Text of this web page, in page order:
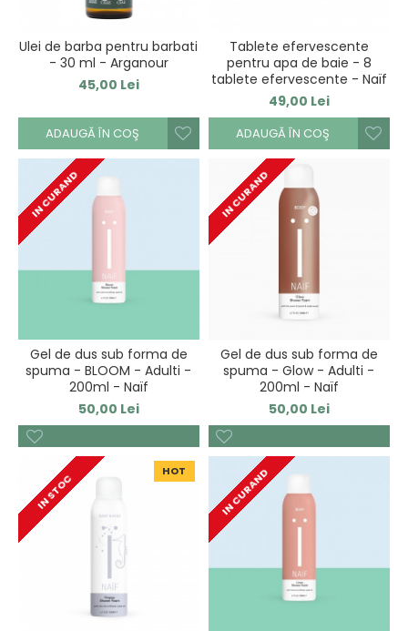
Ulei de barba pentru barbati
- 30 ml - Arganour
45,00 Lei
ADAUGĂ ÎN COŞ
Tablete efervescente
pentru apa de baie - 8
tablete efervescente - Naïf
49,00 Lei
ADAUGĂ ÎN COŞ
IN CURAND
Gel de dus sub forma de
spuma - BLOOM - Adulti -
200ml - Naïf
50,00 Lei
IN CURAND
Gel de dus sub forma de
spuma - Glow - Adulti -
200ml - Naïf
50,00 Lei
HOT
IN STOC IN CURAND